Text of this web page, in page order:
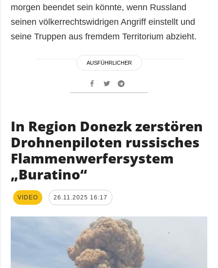
morgen beendet sein könnte, wenn Russland
seinen völkerrechtswidrigen Angriff einstellt und
seine Truppen aus fremdem Territorium abzieht.
AUSFÜHRLICHER
In Region Donezk zerstören
Drohnenpiloten russisches
Flammenwerfersystem
„Buratino“
VIDEO 26.11.2025 16:17